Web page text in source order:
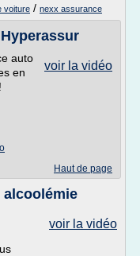
voiture / nexx assurance
voir la vidéo
auto
en
Haut de page
voir la vidéo